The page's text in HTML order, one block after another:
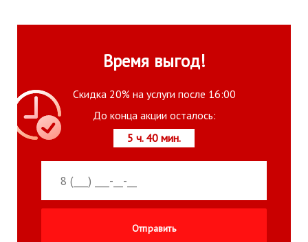
Время выгод!
Скидка 20% на услуги после 16:00
До конца акции осталось:
5 ч. 40 мин.